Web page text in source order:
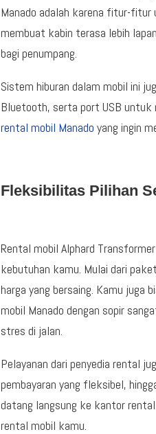
Manado adalah karena fitur-fitur
membuat kabin terasa lebih
bagi penumpang.
Sistem hiburan dalam mobil ini
Bluetooth, serta port USB untuk
rental mobil Manado yang ingin
Fleksibilitas Pilihan
Rental mobil Alphard
kebutuhan kamu. Mulai dari
harga yang bersaing. Kamu juga
mobil Manado dengan sopir
stres di jalan.
Pelayanan dari penyedia rental
pembayaran yang fleksibel,
datang langsung ke kantor
rental mobil kamu.